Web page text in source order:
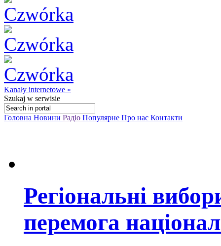
Kanały internetowe »
Szukaj w serwisie
Головна Новини Радіо Популярне Про нас Контакти
Регіональні
перемога